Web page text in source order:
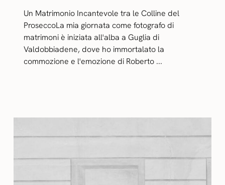
Un Matrimonio Incantevole tra le Colline del
ProseccoLa mia giornata come fotografo di
matrimoni è iniziata all'alba a Guglia di
Valdobbiadene, dove ho immortalato la
commozione e l'emozione di Roberto ...